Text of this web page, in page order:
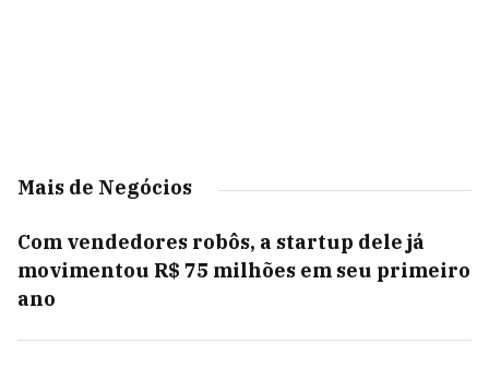
Mais de Negócios
Com vendedores robôs, a startup dele já
movimentou R$ 75 milhões em seu primeiro
ano